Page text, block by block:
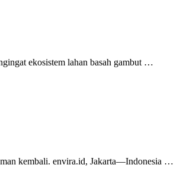
ekosistem lahan basah gambut …
kembali. envira.id, Jakarta—Indonesia …